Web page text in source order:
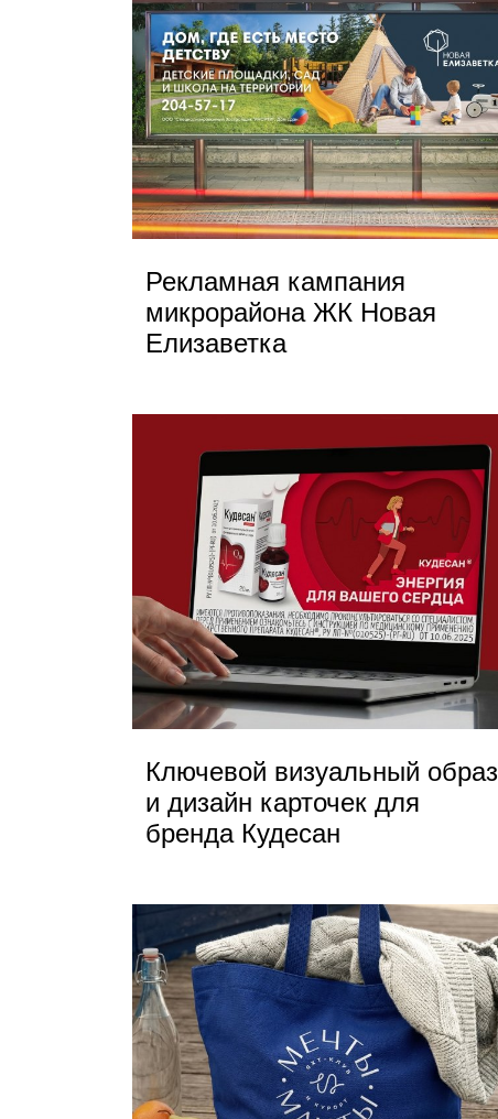
Рекламная кампания
микрорайона ЖК Новая
Елизаветка
Ключевой визуальный образ
и дизайн карточек для
бренда Кудесан